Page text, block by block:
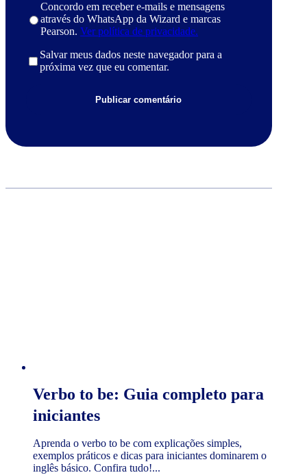
Concordo em receber e-mails e mensagens
através do WhatsApp da Wizard e marcas
Pearson. Ver política de privacidade.
Salvar meus dados neste navegador para a
próxima vez que eu comentar.
Verbo to be: Guia completo para
iniciantes
Aprenda o verbo to be com explicações simples,
exemplos práticos e dicas para iniciantes dominarem o
inglês básico. Confira tudo!...